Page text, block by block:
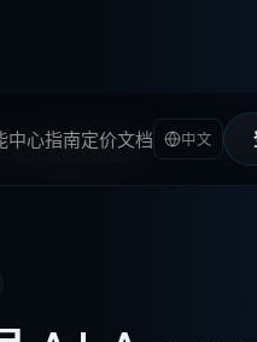
中心指南定价文档 中文
年开发者实用指南